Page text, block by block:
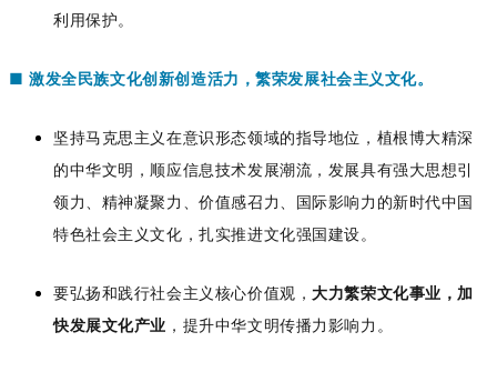
利用保护。
■ 激发全民族文化创新创造活力，繁荣发展社会主义文化。
坚持马克思主义在意识形态领域的指导地位，植根博大精深
的中华文明，顺应信息技术发展潮流，发展具有强大思想引
领力、精神凝聚力、价值感召力、国际影响力的新时代中国
特色社会主义文化，扎实推进文化强国建设。
要弘扬和践行社会主义核心价值观， 大力繁荣文化事业，加
快发展文化产业 ，提升中华文明传播力影响力。